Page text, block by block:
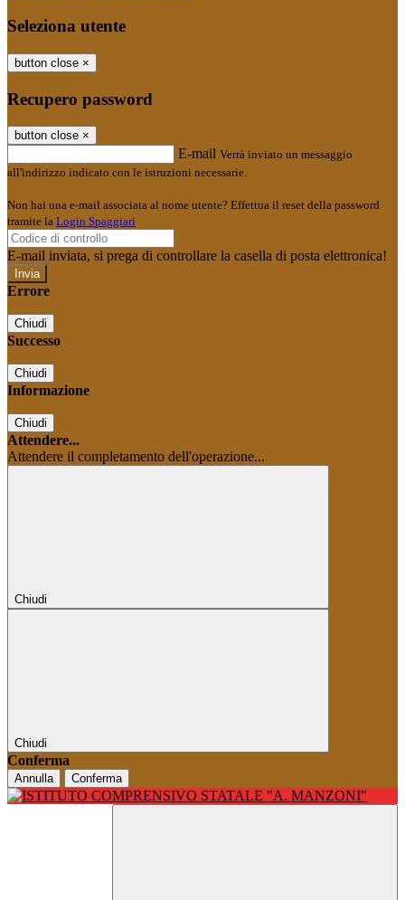
Seleziona utente
button close ×
Recupero password
button close ×
E-mail Verrà inviato un messaggio
all'indirizzo indicato con le istruzioni necessarie.
Non hai una e-mail associata al nome utente? Effettua il reset della password
tramite la Login Spaggiari
E-mail inviata, si prega di controllare la casella di posta elettronica!
Errore
Chiudi
Successo
Chiudi
Informazione
Chiudi
Attendere...
Attendere il completamento dell'operazione...
Chiudi
Chiudi
Conferma
Annulla Conferma